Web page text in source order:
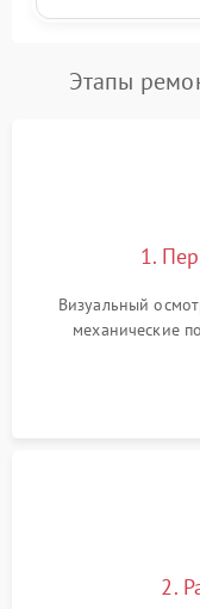
Этапы
1.
Визуальный
механические
включение,
матрицы и затвора,
2.